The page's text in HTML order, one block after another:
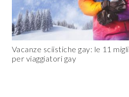
Vacanze sciistiche gay: le 11
per viaggiatori gay